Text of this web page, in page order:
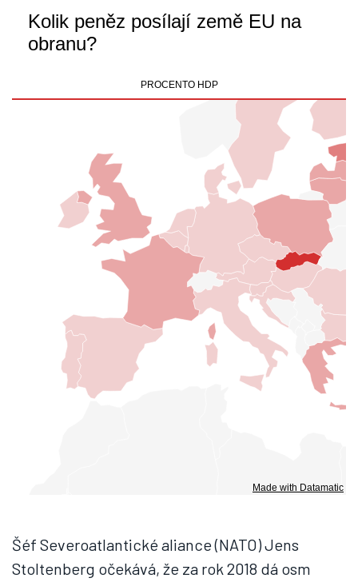
Šéf Severoatlantické aliance (NATO) Jens
Stoltenberg očekává, že za rok 2018 dá osm